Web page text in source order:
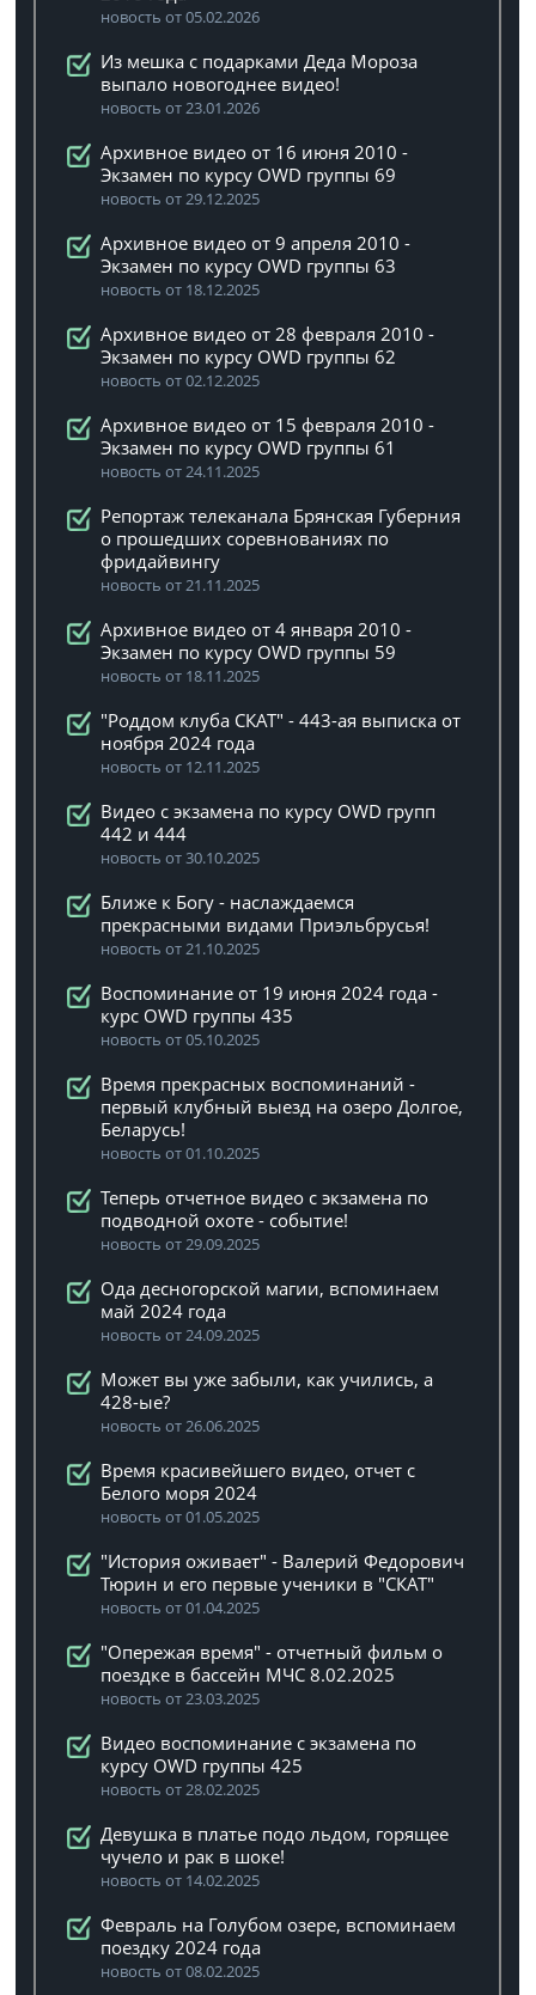
новость от 05.02.2026
Из мешка с подарками Деда Мороза
выпало новогоднее видео!
новость от 23.01.2026
Архивное видео от 16 июня 2010 -
Экзамен по курсу OWD группы 69
новость от 29.12.2025
Архивное видео от 9 апреля 2010 -
Экзамен по курсу OWD группы 63
новость от 18.12.2025
Архивное видео от 28 февраля 2010 -
Экзамен по курсу OWD группы 62
новость от 02.12.2025
Архивное видео от 15 февраля 2010 -
Экзамен по курсу OWD группы 61
новость от 24.11.2025
Репортаж телеканала Брянская Губерния
о прошедших соревнованиях по
фридайвингу
новость от 21.11.2025
Архивное видео от 4 января 2010 -
Экзамен по курсу OWD группы 59
новость от 18.11.2025
"Роддом клуба СКАТ" - 443-ая выписка от
ноября 2024 года
новость от 12.11.2025
Видео с экзамена по курсу OWD групп
442 и 444
новость от 30.10.2025
Ближе к Богу - наслаждаемся
прекрасными видами Приэльбрусья!
новость от 21.10.2025
Воспоминание от 19 июня 2024 года -
курс OWD группы 435
новость от 05.10.2025
Время прекрасных воспоминаний -
первый клубный выезд на озеро Долгое,
Беларусь!
новость от 01.10.2025
Теперь отчетное видео с экзамена по
подводной охоте - событие!
новость от 29.09.2025
Ода десногорской магии, вспоминаем
май 2024 года
новость от 24.09.2025
Может вы уже забыли, как учились, а
428-ые?
новость от 26.06.2025
Время красивейшего видео, отчет с
Белого моря 2024
новость от 01.05.2025
"История оживает" - Валерий Федорович
Тюрин и его первые ученики в "СКАТ"
новость от 01.04.2025
"Опережая время" - отчетный фильм о
поездке в бассейн МЧС 8.02.2025
новость от 23.03.2025
Видео воспоминание с экзамена по
курсу OWD группы 425
новость от 28.02.2025
Девушка в платье подо льдом, горящее
чучело и рак в шоке!
новость от 14.02.2025
Февраль на Голубом озере, вспоминаем
поездку 2024 года
новость от 08.02.2025